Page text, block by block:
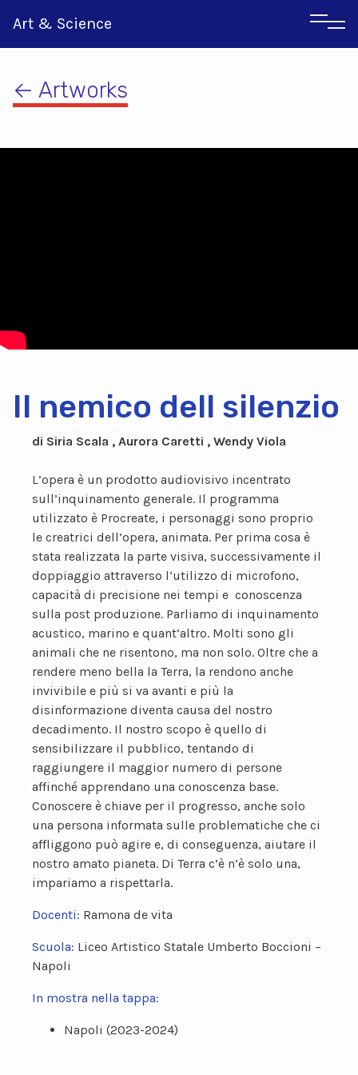
Art & Science
← Artworks
Il nemico dell silenzio
di Siria Scala , Aurora Caretti , Wendy Viola
L’opera è un prodotto audiovisivo incentrato
sull’inquinamento generale. Il programma
utilizzato è Procreate, i personaggi sono proprio
le creatrici dell’opera, animata. Per prima cosa è
stata realizzata la parte visiva, successivamente il
doppiaggio attraverso l’utilizzo di microfono,
capacità di precisione nei tempi e conoscenza
sulla post produzione. Parliamo di inquinamento
acustico, marino e quant’altro. Molti sono gli
animali che ne risentono, ma non solo. Oltre che a
rendere meno bella la Terra, la rendono anche
invivibile e più si va avanti e più la
disinformazione diventa causa del nostro
decadimento. Il nostro scopo è quello di
sensibilizzare il pubblico, tentando di
raggiungere il maggior numero di persone
affinché apprendano una conoscenza base.
Conoscere è chiave per il progresso, anche solo
una persona informata sulle problematiche che ci
affliggono può agire e, di conseguenza, aiutare il
nostro amato pianeta. Di Terra c’è n’è solo una,
impariamo a rispettarla.
Docenti: Ramona de vita
Scuola: Liceo Artistico Statale Umberto Boccioni –
Napoli
In mostra nella tappa:
Napoli (2023-2024)